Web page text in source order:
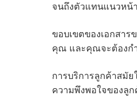
จนถึงตัวแทนแนวหน้า
ขอบเขตของเอกสา
คุณ และคุณจะต้องกํ
การบริการลูกค้าสมัย
ความพึงพอใจของลู